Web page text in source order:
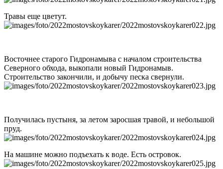
Травы еще цветут.
Восточнее старого Гидронамыва с началом строительства
Северного обхода, выкопали новый Гидронамыв.
Строительство закончили, и добычу песка свернули.
Получилась пустыня, за летом заросшая травой, и небольшой
пруд.
На машине можно подъехать к воде. Есть островок.